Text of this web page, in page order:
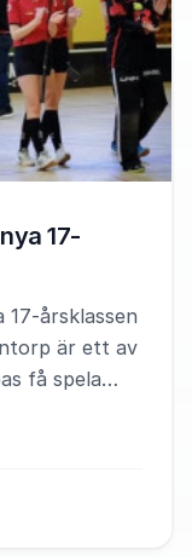
17-
årsklassen
är ett av
få spela